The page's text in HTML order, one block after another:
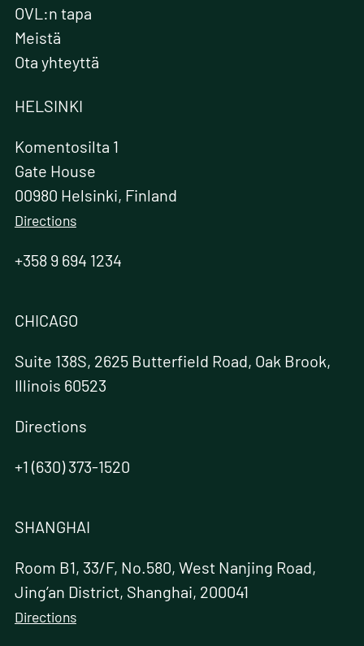
OVL:n tapa
Meistä
Ota yhteyttä
HELSINKI
Komentosilta 1
Gate House
00980 Helsinki, Finland
Directions
+358 9 694 1234
CHICAGO
Suite 138S, 2625 Butterfield Road, Oak Brook,
Illinois 60523
Directions
+1 (630) 373-1520
SHANGHAI
Room B1, 33/F, No.580, West Nanjing Road,
Jing’an District, Shanghai, 200041
Directions